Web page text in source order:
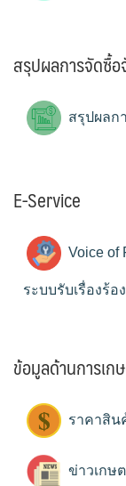
สรุปผลการจัดซื้
สรุปผลก
E-Service
Voice of
ระบบรับเรื่องร้อ
ข้อมูลด้านการเ
ราคาสิน
ข่าวเกษ